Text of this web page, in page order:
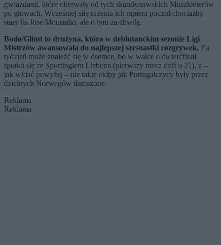
gwiazdami, które oberwały od tych skandynawskich Muszkieterów
po głowach. Wcześniej siłę rażenia ich rapiera poczuł chociażby
stary lis Jose Mourinho, ale o tym za chwilę.
Bodø/Glimt to drużyna, która w debiutanckim sezonie Ligi
Mistrzów awansowała do najlepszej szesnastki rozgrywek. Za
tydzień może znaleźć się w ósemce, bo w walce o ćwierćfinał
spotka się ze Sportingiem Lizbona (pierwszy mecz dziś o 21), a –
jak widać powyżej – nie takie ekipy jak Portugalczycy były przez
dzielnych Norwegów tłamszone.
Reklama
Reklama